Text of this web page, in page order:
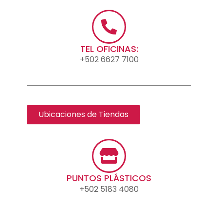
TEL OFICINAS:
+502 6627 7100
Ubicaciones de Tiendas
PUNTOS PLÁSTICOS
+502 5183 4080